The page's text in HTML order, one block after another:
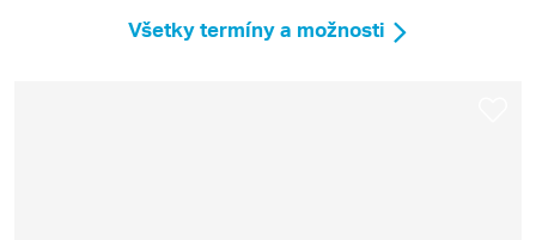
Všetky termíny a možnosti